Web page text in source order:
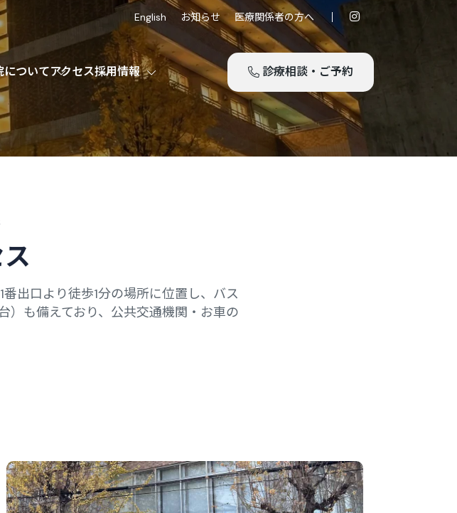
English お知らせ 医療関係者の方へ
についてアクセス採用情報 診療相談・ご予約
ス
出口より徒歩1分の場所に位置し、バス
）も備えており、公共交通機関・お車の